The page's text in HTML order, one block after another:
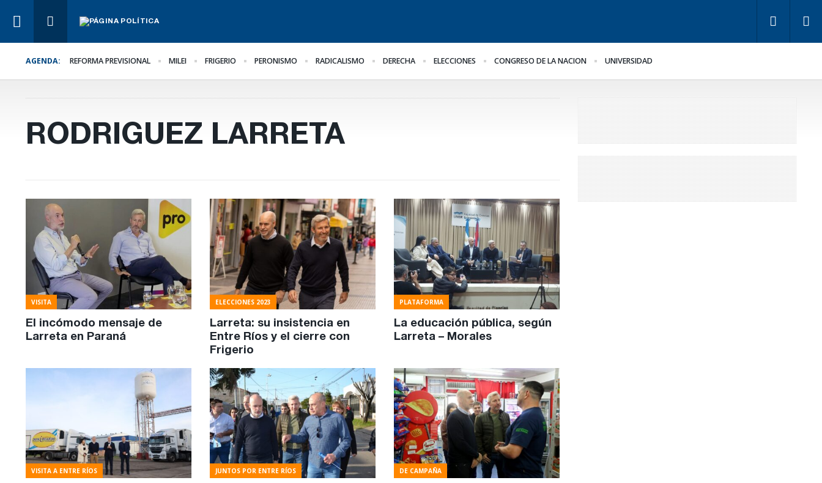
AGENDA: REFORMA PREVISIONAL MILEI FRIGERIO PERONISMO RADICALISMO DERECHA ELECCIONES CONGRESO DE LA NACION UNIVERSIDAD
proteger la reforma
Poder Judicial?
al Estado de
gestión pública
el empleo público y
mentira “histórica” de
RODRIGUEZ LARRETA
VISITA
El incómodo mensaje de
Larreta en Paraná
ELECCIONES 2023
Larreta: su insistencia en
Entre Ríos y el cierre con
Frigerio
PLATAFORMA
La educación pública, según
Larreta – Morales
VISITA A ENTRE RÍOS JUNTOS POR ENTRE RÍOS DE CAMPAÑA